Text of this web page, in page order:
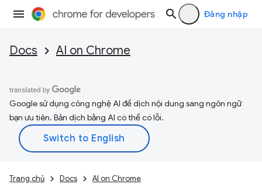
Đăng nhập
Docs AI on Chrome
Google sử dụng công nghệ AI để dịch nội dung sang ngôn ngữ
bạn ưu tiên. Bản dịch bằng AI có thể có lỗi.
Trang chủ Docs
AI on Chrome